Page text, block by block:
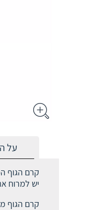
על
קרם הגוף
יש למרוח
קרם הגוף מס' 3 לאשה של פנינה